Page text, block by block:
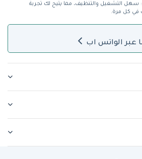
: سهل التشغيل والتنظيف، مما يتيح لك تجربة
في كل مرة.
عبر الواتس اب